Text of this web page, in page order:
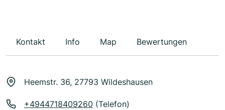
Kontakt Info Map Bewertungen
Heemstr. 36, 27793 Wildeshausen
+4944718409260 (Telefon)